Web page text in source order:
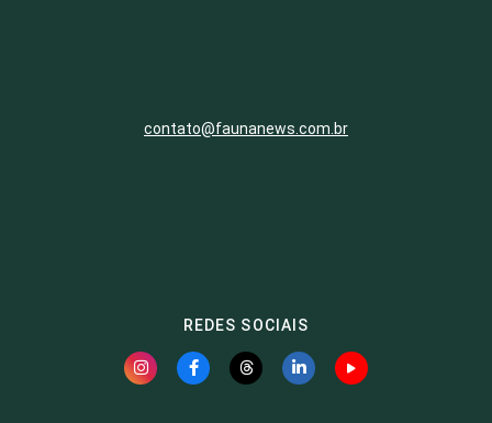
contato@faunanews.com.br
REDES SOCIAIS